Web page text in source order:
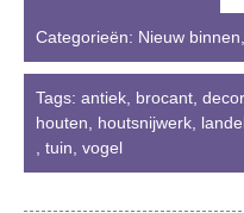
Categorieën: Nieuw binnen
Tags: antiek brocant
houten
houtsnijwerk
tuin vogel